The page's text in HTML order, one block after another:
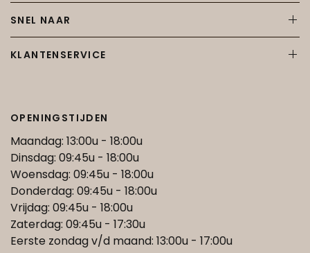
SNEL NAAR
KLANTENSERVICE
OPENINGSTIJDEN
Maandag: 13:00u - 18:00u
Dinsdag: 09:45u - 18:00u
Woensdag: 09:45u - 18:00u
Donderdag: 09:45u - 18:00u
Vrijdag: 09:45u - 18:00u
Zaterdag: 09:45u - 17:30u
Eerste zondag v/d maand: 13:00u - 17:00u